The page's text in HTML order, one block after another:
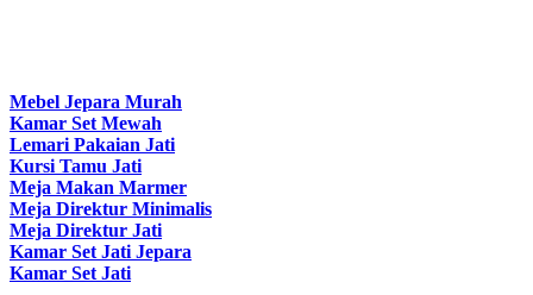
Mebel Jepara Murah
Kamar Set Mewah
Lemari Pakaian Jati
Kursi Tamu Jati
Meja Makan Marmer
Meja Direktur Minimalis
Meja Direktur Jati
Kamar Set Jati Jepara
Kamar Set Jati